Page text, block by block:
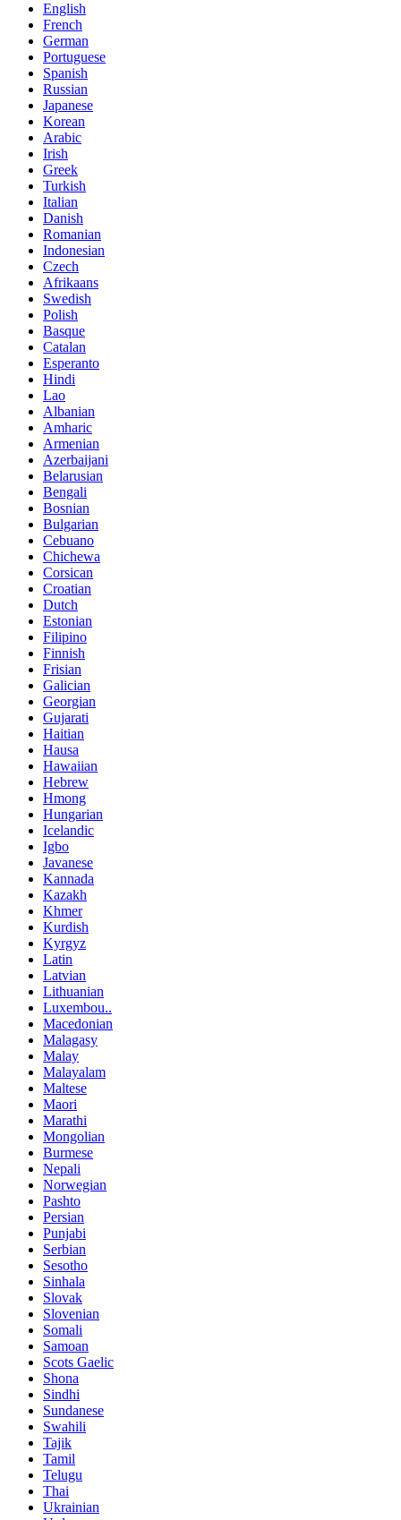
English
French
German
Portuguese
Spanish
Russian
Japanese
Korean
Arabic
Irish
Greek
Turkish
Italian
Danish
Romanian
Indonesian
Czech
Afrikaans
Swedish
Polish
Basque
Catalan
Esperanto
Hindi
Lao
Albanian
Amharic
Armenian
Azerbaijani
Belarusian
Bengali
Bosnian
Bulgarian
Cebuano
Chichewa
Corsican
Croatian
Dutch
Estonian
Filipino
Finnish
Frisian
Galician
Georgian
Gujarati
Haitian
Hausa
Hawaiian
Hebrew
Hmong
Hungarian
Icelandic
Igbo
Javanese
Kannada
Kazakh
Khmer
Kurdish
Kyrgyz
Latin
Latvian
Lithuanian
Luxembou..
Macedonian
Malagasy
Malay
Malayalam
Maltese
Maori
Marathi
Mongolian
Burmese
Nepali
Norwegian
Pashto
Persian
Punjabi
Serbian
Sesotho
Sinhala
Slovak
Slovenian
Somali
Samoan
Scots Gaelic
Shona
Sindhi
Sundanese
Swahili
Tajik
Tamil
Telugu
Thai
Ukrainian